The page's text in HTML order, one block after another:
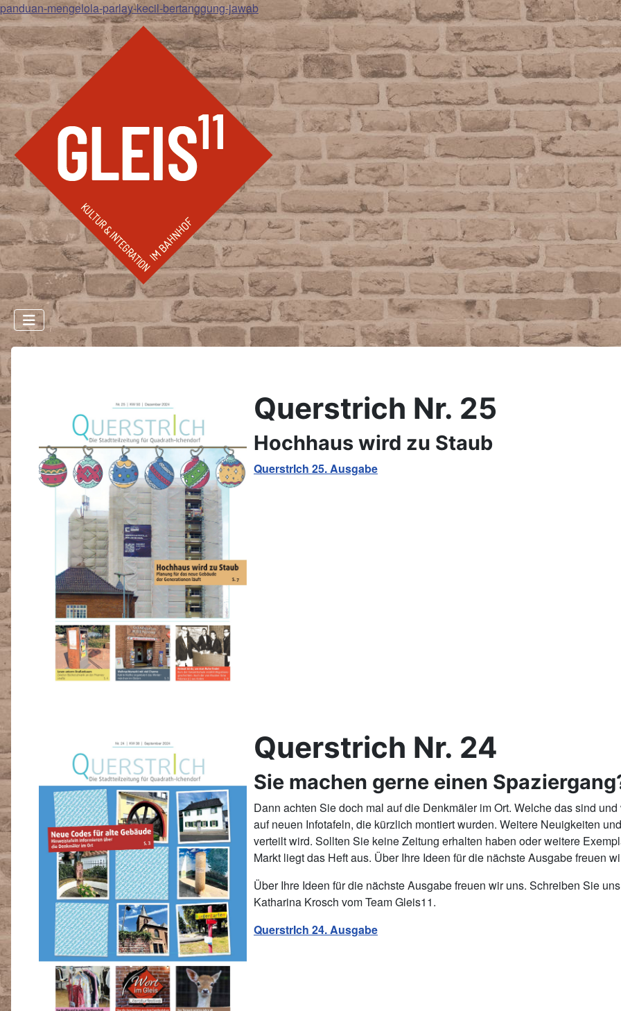
panduan-mengelola-parlay-kecil-bertanggung-jawab
Querstrich Nr. 25
Hochhaus wird zu Staub
QuerstrIch 25. Ausgabe
Querstrich Nr. 24
Sie machen gerne einen
Dann achten Sie doch mal auf die Denkmäler im Ort. Welche das sind
auf neuen Infotafeln, die kürzlich montiert wurden. Weitere Neuigkeiten
verteilt wird. Sollten Sie keine Zeitung erhalten haben oder weitere
Markt liegt das Heft aus. Über Ihre Ideen für die nächste Ausgabe freuen
Über Ihre Ideen für die nächste Ausgabe freuen wir uns. Schreiben Sie
Katharina Krosch vom Team Gleis11.
QuerstrIch 24. Ausgabe